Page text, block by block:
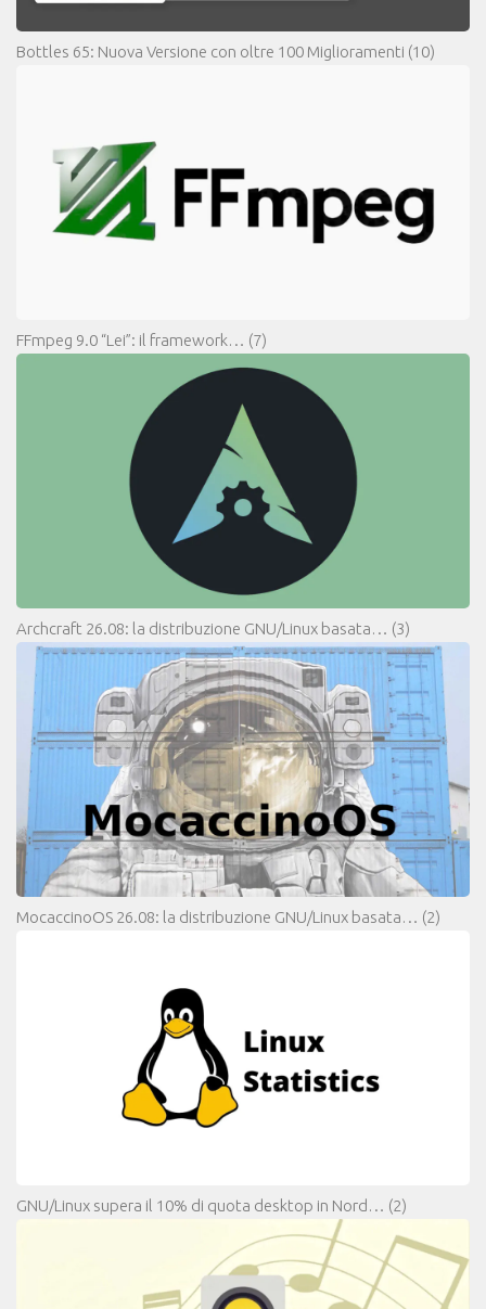
Bottles 65: Nuova Versione con oltre 100 Miglioramenti (10)
FFmpeg 9.0 “Lei”: il framework… (7)
Archcraft 26.08: la distribuzione GNU/Linux basata… (3)
MocaccinoOS 26.08: la distribuzione GNU/Linux basata… (2)
GNU/Linux supera il 10% di quota desktop in Nord… (2)